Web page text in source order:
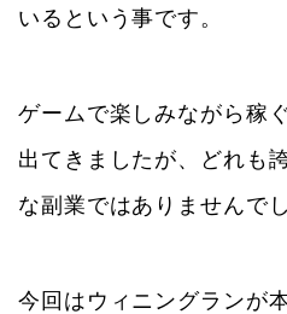
いるという事です。
ゲームで楽しみながら稼
出てきましたが、どれも
な副業ではありませんでし
今回はウィニングランが